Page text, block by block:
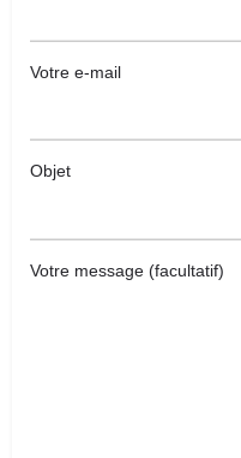
Votre e-mail
Objet
Votre message (facultatif)